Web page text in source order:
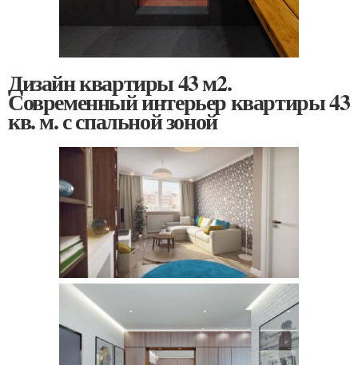
Дизайн квартиры 43 м2.
Современный интерьер квартиры 43
кв. м. с спальной зоной